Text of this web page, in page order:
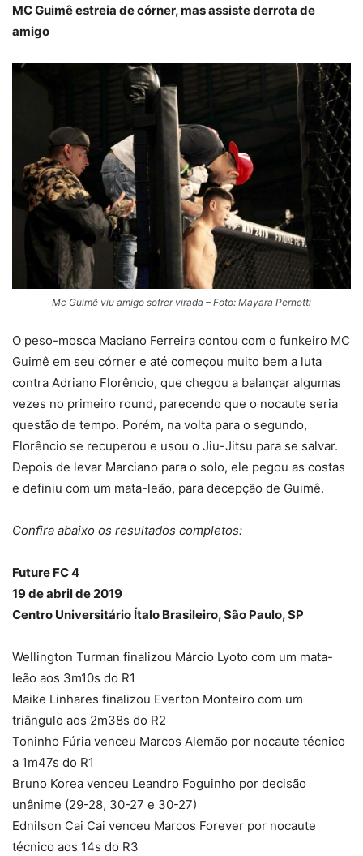
MC Guimê estreia de córner, mas assiste derrota de
amigo
Mc Guimê viu amigo sofrer virada – Foto: Mayara Pernetti
O peso-mosca Maciano Ferreira contou com o funkeiro MC
Guimê em seu córner e até começou muito bem a luta
contra Adriano Florêncio, que chegou a balançar algumas
vezes no primeiro round, parecendo que o nocaute seria
questão de tempo. Porém, na volta para o segundo,
Florêncio se recuperou e usou o Jiu-Jitsu para se salvar.
Depois de levar Marciano para o solo, ele pegou as costas
e definiu com um mata-leão, para decepção de Guimê.
Confira abaixo os resultados completos:
Future FC 4
19 de abril de 2019
Centro Universitário Ítalo Brasileiro, São Paulo, SP
Wellington Turman finalizou Márcio Lyoto com um mata-
leão aos 3m10s do R1
Maike Linhares finalizou Everton Monteiro com um
triângulo aos 2m38s do R2
Toninho Fúria venceu Marcos Alemão por nocaute técnico
a 1m47s do R1
Bruno Korea venceu Leandro Foguinho por decisão
unânime (29-28, 30-27 e 30-27)
Ednilson Cai Cai venceu Marcos Forever por nocaute
técnico aos 14s do R3